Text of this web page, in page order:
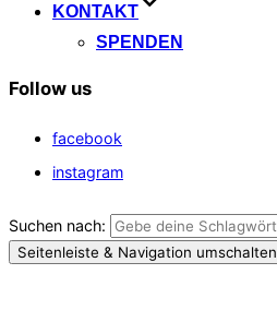
KONTAKT
SPENDEN
Follow us
facebook
instagram
Suchen nach:
Seitenleiste & Navigation umschalten